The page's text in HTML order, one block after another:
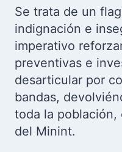
Se trata de un
indignación e
imperativo
preventivas e
desarticular por
bandas,
toda la población,
del Minint.